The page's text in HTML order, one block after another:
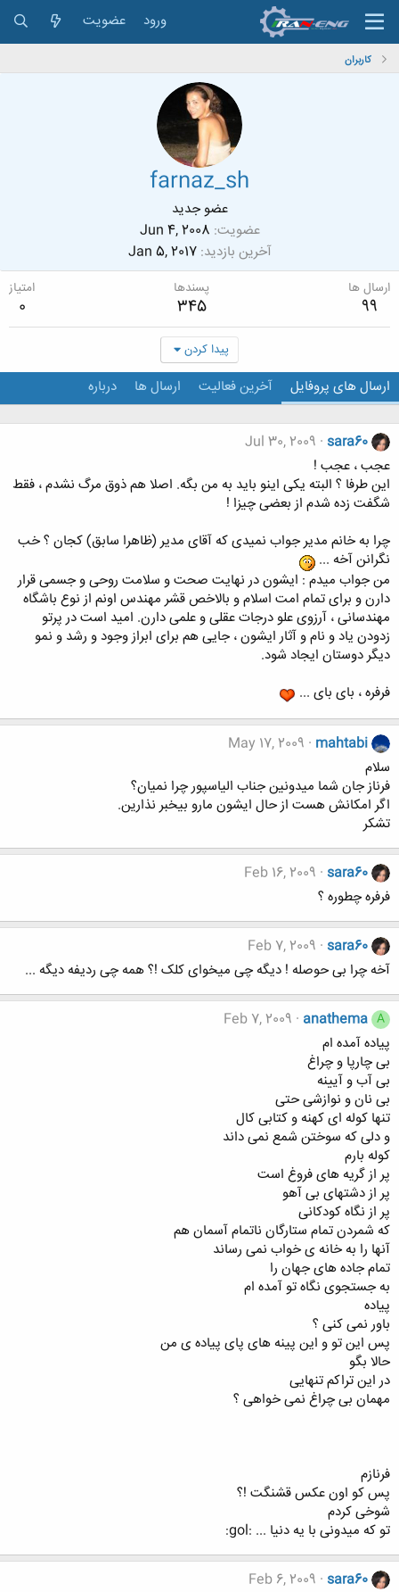
ورود عضویت
کاربران
farnaz_sh
عضو جدید
عضویت Jun 4, 2008
آخرین بازدید Jan 5, 2017
ارسال ها
99
پسندها
345
امتیاز
0
پیدا کردن
ارسال های پروفایل آخرین فعالیت ارسال ها درباره
sara60
Jul 30, 2009
عجب ، عجب !
اين طرفا ؟ البته يکی اينو بايد به من بگه. اصلا هم ذوق مرگ نشدم ، فقط
شگفت زده شدم از بعضی چيزا !
چرا به خانم مدير جواب نميدی که آقای مدير (ظاهرا سابق) کجان ؟ خب
نگرانن آخه ...
من جواب ميدم : ايشون در نهايت صحت و سلامت روحی و جسمی قرار
دارن و برای تمام امت اسلام و بالاخص قشر مهندس اونم از نوع باشگاه
مهندسانی ، آرزوی علو درجات عقلی و علمی دارن. اميد است در پرتو
زدودن ياد و نام و آثار ايشون ، جايی هم برای ابراز وجود و رشد و نمو
ديگر دوستان ايجاد شود.
فرفره ، بای بای ...
mahtabi
May 17, 2009
سلام
فرناز جان شما میدونین جناب الیاسپور چرا نمیان؟
اگر امکانش هست از حال ایشون مارو بیخبر نذارین.
تشکر
sara60
Feb 16, 2009
فرفره چطوره ؟
sara60
Feb 7, 2009
آخه چرا بی حوصله ! ديگه چی ميخوای کلک !؟ همه چی رديفه ديگه ...
A
anathema
Feb 7, 2009
پياده آمده ام
بی چارپا و چراغ
بی آب و آيينه
بی نان و نوازشی حتی
تنها کوله ای کهنه و کتابی کال
و دلی که سوختن شمع نمی داند
کوله بارم
پر از گريه های فروغ است
پر از دشتهای بی آهو
پر از نگاه کودکانی
که شمردن تمام ستارگان ناتمام آسمان هم
آنها را به خانه ی خواب نمی رساند
تمام جاده های جهان را
به جستجوی نگاه تو آمده ام
پياده
باور نمی کنی ؟
پس اين تو و اين پينه های پای پياده ی من
حالا بگو
در اين تراکم تنهايی
مهمان بی چراغ نمی خواهی ؟
فرنازم
پس کو اون عکس قشنگت !؟
شوخی کردم
تو که ميدونی با يه دنيا ... :gol:
sara60
Feb 6, 2009